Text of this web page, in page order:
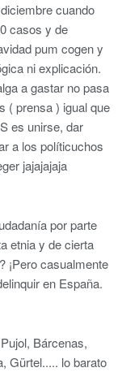
cuando
casos y de
pum cogen y
ni explicación.
a gastar no pasa
( prensa ) igual que
es unirse, dar
a los políticuchos
jajajajaja
por parte
etnia y de cierta
¡Pero casualmente
en España.
Bárcenas,
Gürtel..... lo barato